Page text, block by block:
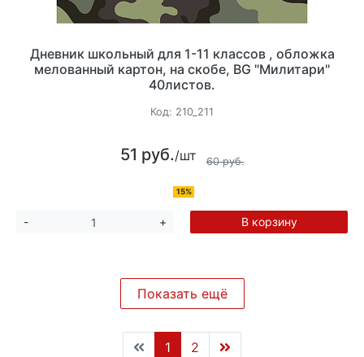
Дневник школьный для 1-11 классов , обложка
мелованный картон, на скобе, BG "Милитари"
40листов.
Код: 210_211
51 руб./шт 60 руб.
15%
- + В корзину
Показать ещё
1 2